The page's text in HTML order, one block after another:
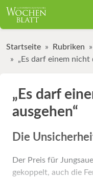
Startseite Rubriken
„Es darf einem nicht
„Es darf
ausgehen“
Die
Der Preis für
gekoppelt, auch die